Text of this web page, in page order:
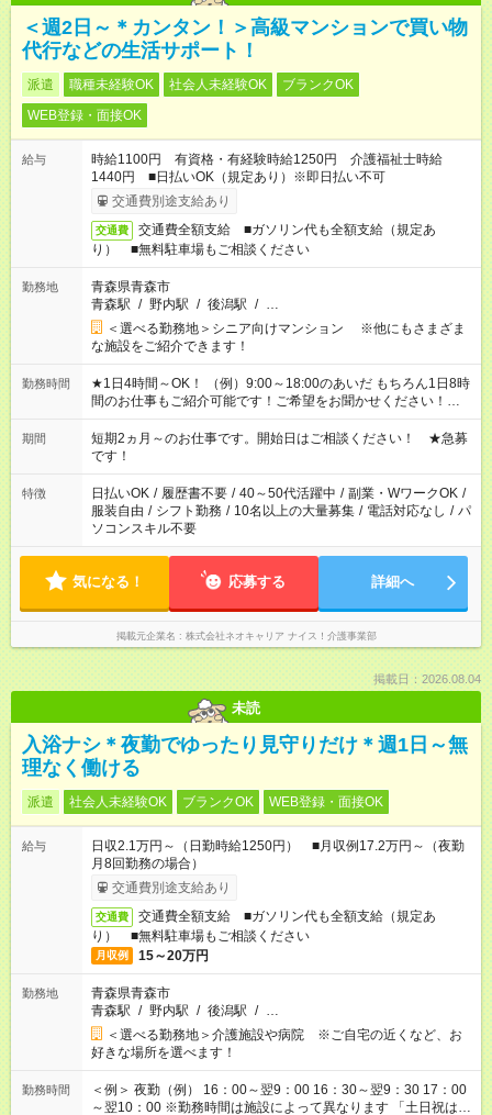
＜週2日～＊カンタン！＞高級マンションで買い物
代行などの生活サポート！
派遣 職種未経験OK 社会人未経験OK
ブランクOK
WEB登録・面接OK
給与
時給1100円 有資格・有経験時給1250円 介護福祉士時給
1440円 ■日払いOK（規定あり）※即日払い不可
交通費別途支給あり
交通費
交通費全額支給 ■ガソリン代も全額支給（規定あ
り） ■無料駐車場もご相談ください
勤務地
青森県青森市
青森駅 / 野内駅 / 後潟駅 / …
＜選べる勤務地＞シニア向けマンション ※他にもさまざま
な施設をご紹介できます！
勤務時間
★1日4時間～OK！ （例）9:00～18:00のあいだ もちろん1日8時
間のお仕事もご紹介可能です！ご希望をお聞かせください！★家
庭の都合でお休みが必要な場合も遠慮なくご相談ください。 ※
週最低15時間以上の勤務が必要です
期間
短期2ヵ月～のお仕事です。開始日はご相談ください！ ★急募
です！
特徴 日払いOK / 履歴書不要 / 40～50代活躍中 / 副業・WワークOK /
服装自由 / シフト勤務 / 10名以上の大量募集 / 電話対応なし / パ
ソコンスキル不要
気になる！ 応募する 詳細へ
掲載元企業名 株式会社ネオキャリア ナイス！介護事業部
掲載日：2026.08.04
未読
入浴ナシ＊夜勤でゆったり見守りだけ＊週1日～無
理なく働ける
派遣 社会人未経験OK ブランクOK WEB登録・面接OK
給与
日収2.1万円～（日勤時給1250円） ■月収例17.2万円～（夜勤
月8回勤務の場合）
交通費別途支給あり
交通費
交通費全額支給 ■ガソリン代も全額支給（規定あ
り） ■無料駐車場もご相談ください
月収例 15～20万円
勤務地
青森県青森市
青森駅 / 野内駅 / 後潟駅 / …
＜選べる勤務地＞介護施設や病院 ※ご自宅の近くなど、お
好きな場所を選べます！
勤務時間
＜例＞ 夜勤（例） 16：00～翌9：00 16：30～翌9：30 17：00
～翌10：00 ※勤務時間は施設によって異なります 「土日祝は休